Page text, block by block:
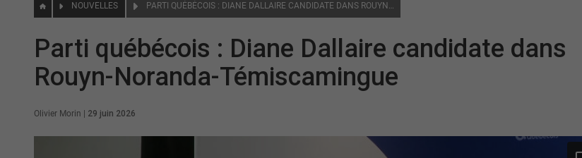
NOUVELLES PARTI QUÉBÉCOIS : DIANE DALLAIRE CANDIDATE DANS ROUYN-NORANDA-TÉMISCAMINGUE
Parti québécois : Diane Dallaire candidate dans
Rouyn-Noranda-Témiscamingue
Olivier Morin 29 juin 2026